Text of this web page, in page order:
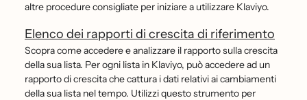
altre procedure consigliate per iniziare a utilizzare Klaviyo.
Elenco dei rapporti di crescita di riferimento
Scopra come accedere e analizzare il rapporto sulla crescita
della sua lista. Per ogni lista in Klaviyo, può accedere ad un
rapporto di crescita che cattura i dati relativi ai cambiamenti
della sua lista nel tempo. Utilizzi questo strumento per